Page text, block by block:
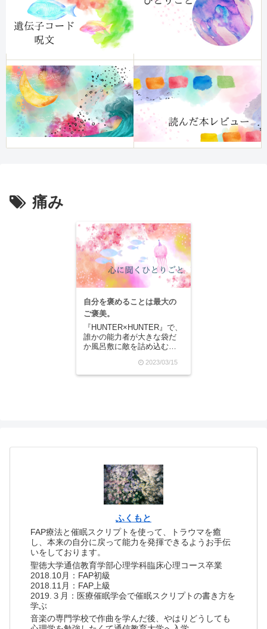
痛み
自分を褒めることは最大の
ご褒美。
『HUNTER×HUNTER』で、
誰かの能力者が大きな袋だ
か風呂敷に敵を詰め込むみ
あと思い出します。あ、梟
だったかな？ドラえもんの
2023/03/15
ふくもと
FAP療法と催眠スクリプトを使って、トラウマを癒
し、本来の自分に戻って能力を発揮できるようお手伝
いをしております。
聖徳大学通信教育学部心理学科臨床心理コース卒業
2018.10月：FAP初級
2018.11月：FAP上級
2019.３月：医療催眠学会で催眠スクリプトの書き方を
学ぶ
音楽の専門学校で作曲を学んだ後、やはりどうしても